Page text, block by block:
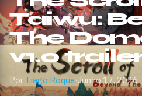
Taiwu:
The
v1.0
Por Tiago Roque·Junho 17, 2026